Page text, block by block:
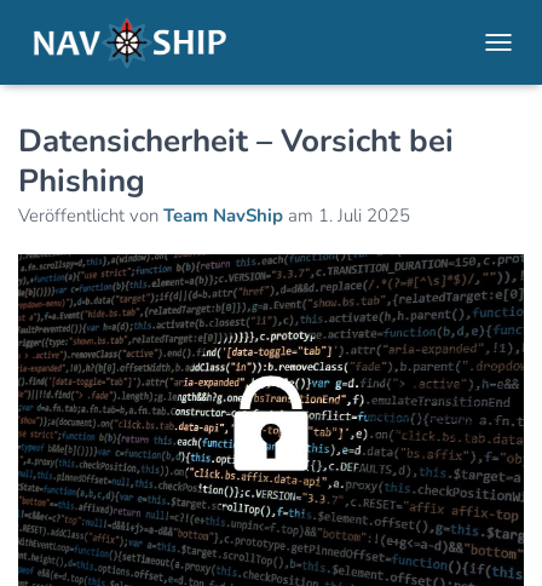
Datensicherheit – Vorsicht bei
Phishing
Veröffentlicht von Team NavShip am 1. Juli 2025